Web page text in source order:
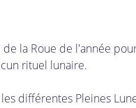
la Roue de l'année
rituel lunaire.
différentes Pleines